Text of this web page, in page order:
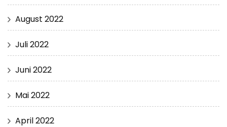
August 2022
Juli 2022
Juni 2022
Mai 2022
April 2022